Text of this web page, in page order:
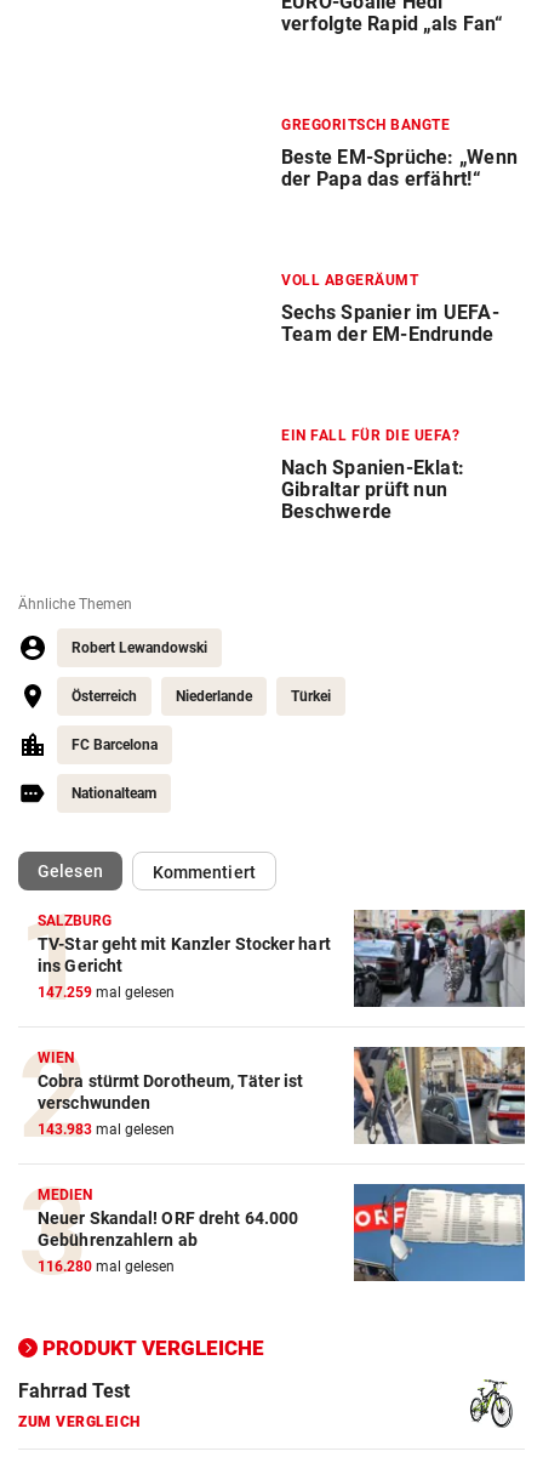
verfolgte Rapid „als Fan“
GREGORITSCH BANGTE
Beste EM-Sprüche: „Wenn
der Papa das erfährt!“
VOLL ABGERÄUMT
Sechs Spanier im UEFA-
Team der EM-Endrunde
EIN FALL FÜR DIE UEFA?
Nach Spanien-Eklat:
Gibraltar prüft nun
Beschwerde
Ähnliche Themen
Robert Lewandowski
Österreich Niederlande Türkei
FC Barcelona
Nationalteam
Gelesen(ausgewählt)Kommentiert
SALZBURG
TV-Star geht mit Kanzler Stocker hart
ins Gericht
147.259 mal gelesen
WIEN
Cobra stürmt Dorotheum, Täter ist
verschwunden
143.983 mal gelesen
MEDIEN
Neuer Skandal! ORF dreht 64.000
Gebührenzahlern ab
116.280 mal gelesen
PRODUKT VERGLEICHE
Action-Cam Vergleich
ZUM VERGLEICH
Crosstrainer Vergleich
ZUM VERGLEICH
E-Bike Vergleich
ZUM VERGLEICH
Elektro-Scooter Vergleich
ZUM VERGLEICH
ZUM VERGLEICH
Fahrrad Test
ZUM VERGLEICH